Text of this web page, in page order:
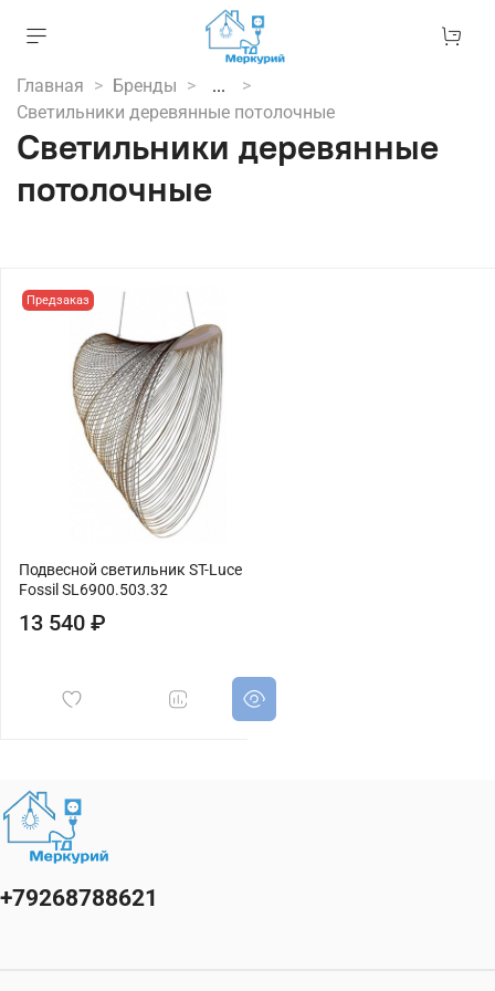
Главная Бренды
...
Светильники деревянные потолочные
Светильники деревянные
потолочные
Предзаказ
Подвесной светильник ST-Luce
Fossil SL6900.503.32
13 540 ₽
+79268788621